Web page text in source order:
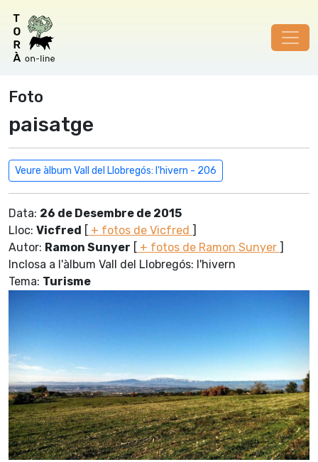
Foto
paisatge
Veure àlbum Vall del Llobregós: l'hivern - 206
Data: 26 de Desembre de 2015
Lloc: Vicfred [ + fotos de Vicfred ]
Autor: Ramon Sunyer [ + fotos de Ramon Sunyer ]
Inclosa a l'àlbum Vall del Llobregós: l'hivern
Tema: Turisme